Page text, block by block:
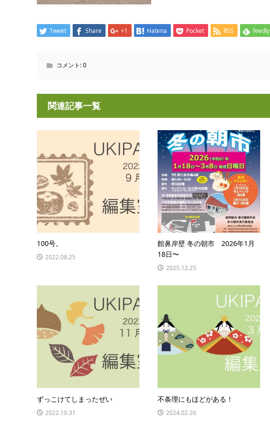
Tweet Share +1 Hatena Pocket RSS feedly
コメント:0
関連記事一覧
100号。
2022.08.25
館鼻岸壁 冬の朝市 2026年1月
18日〜
2025.12.25
ずっこけてしまったぜい
2022.10.31
不条理にもほどがある！
2024.02.26